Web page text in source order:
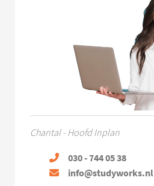
Chantal - Hoofd Inplan
030 - 744 05 38
info@studyworks.nl